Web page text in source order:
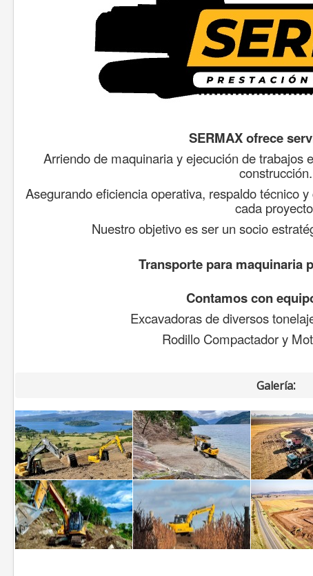
SERMAX ofrece
Arriendo de maquinaria y ejecución de trabajos
construcción.
Asegurando eficiencia operativa, respaldo técnico
cada
Nuestro objetivo es ser un socio
Transporte para maquinaria
Contamos con
Excavadoras de diversos
Rodillo Compactador y
Galería: